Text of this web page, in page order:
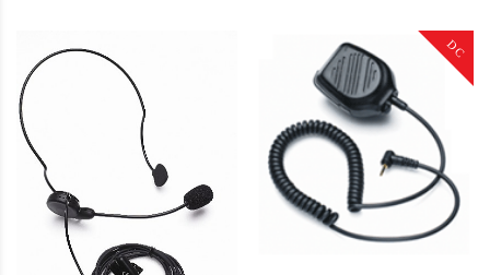
DC